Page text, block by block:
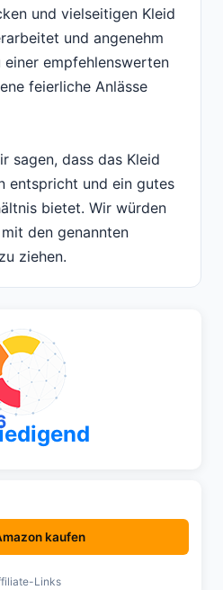
und vielseitigen Kleid
und angenehm
empfehlenswerten
feierliche Anlässe
sagen, dass das Kleid
entspricht und ein gutes
bietet. Wir würden
den genannten
ziehen.
kaufen
Links